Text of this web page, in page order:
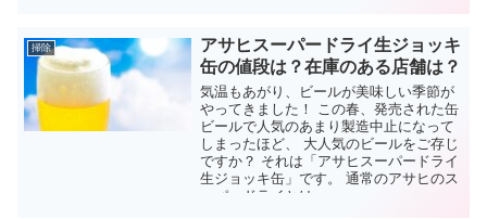
掃除
アサヒスーパードライ生ジョッキ
缶の値段は？在庫のある店舗は？
気温もあがり、ビールが美味しい季節が
やってきました！ この春、発売された缶
ビールで人気のあまり製造中止になって
しまったほど、 大人気のビールをご存じ
ですか？ それは「アサヒスーパードライ
生ジョッキ缶」です。 通常のアサヒのス
ーパードライとは...